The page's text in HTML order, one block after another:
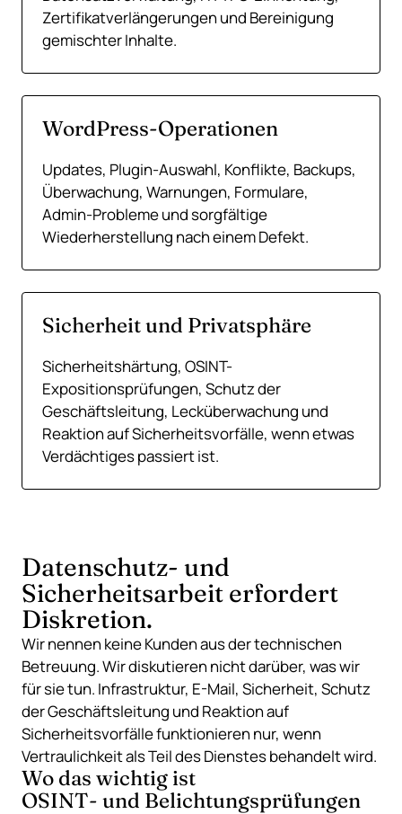
Zertifikatverlängerungen und Bereinigung
gemischter Inhalte.
WordPress-Operationen
Updates, Plugin-Auswahl, Konflikte, Backups,
Überwachung, Warnungen, Formulare,
Admin-Probleme und sorgfältige
Wiederherstellung nach einem Defekt.
Sicherheit und Privatsphäre
Sicherheitshärtung, OSINT-
Expositionsprüfungen, Schutz der
Geschäftsleitung, Lecküberwachung und
Reaktion auf Sicherheitsvorfälle, wenn etwas
Verdächtiges passiert ist.
Datenschutz- und
Sicherheitsarbeit erfordert
Diskretion.
Wir nennen keine Kunden aus der technischen
Betreuung. Wir diskutieren nicht darüber, was wir
für sie tun. Infrastruktur, E-Mail, Sicherheit, Schutz
der Geschäftsleitung und Reaktion auf
Sicherheitsvorfälle funktionieren nur, wenn
Vertraulichkeit als Teil des Dienstes behandelt wird.
Wo das wichtig ist
OSINT- und Belichtungsprüfungen